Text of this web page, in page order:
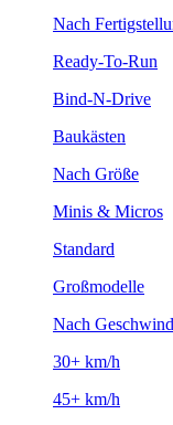
Nach
Ready-To-Run
Bind-N-Drive
Baukästen
Nach Größe
Minis & Micros
Standard
Großmodelle
Nach
30+ km/h
45+ km/h